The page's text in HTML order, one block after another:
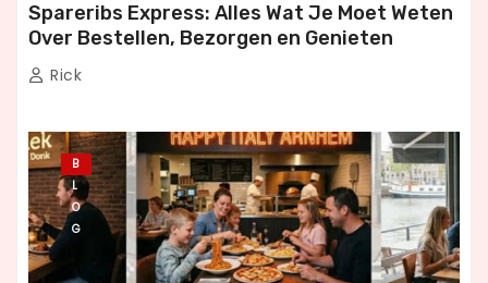
Spareribs Express: Alles Wat Je Moet Weten
Over Bestellen, Bezorgen en Genieten
Rick
B
L
O
G